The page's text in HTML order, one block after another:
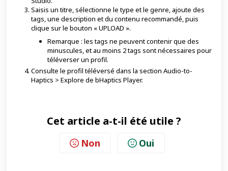
Saisis un titre, sélectionne le type et le genre, ajoute des
tags, une description et du contenu recommandé, puis
clique sur le bouton « UPLOAD ».
Remarque : les tags ne peuvent contenir que des
minuscules, et au moins 2 tags sont nécessaires pour
téléverser un profil.
Consulte le profil téléversé dans la section Audio-to-
Haptics > Explore de bHaptics Player.
Cet article a-t-il été utile ?
Non Oui